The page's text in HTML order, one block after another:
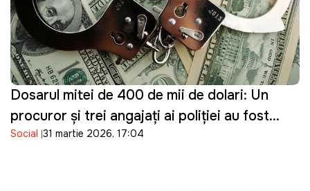
Dosarul mitei de 400 de mii de dolari: Un
procuror și trei angajați ai poliției au fost
reținuți
Social 31 martie 2026, 17:04